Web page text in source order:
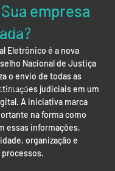
Saúde
empresa
Eletrônico é a nova
Nacional de Justiça
o envio de todas as
judiciais em um
A iniciativa marca
na forma como
essas informações,
organização e
processos.